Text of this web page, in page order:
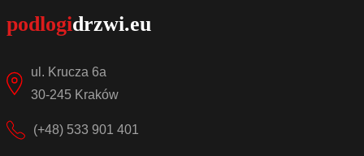
ul. Krucza 6a
30-245 Kraków
(+48) 533 901 401